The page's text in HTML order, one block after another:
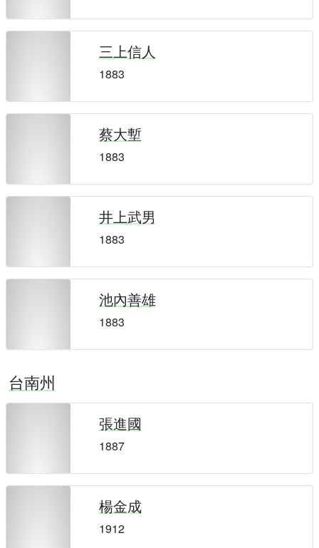
三上信人
1883
蔡大塹
1883
井上武男
1883
池內善雄
1883
台南州
張進國
1887
楊金成
1912